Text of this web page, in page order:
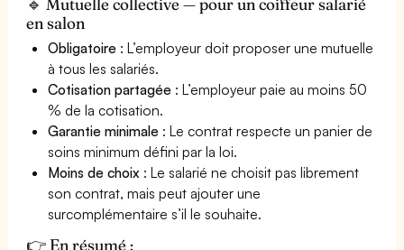
en salon
Obligatoire : L’employeur doit proposer une mutuelle
à tous les salariés.
Cotisation partagée : L’employeur paie au moins 50
% de la cotisation.
Garantie minimale : Le contrat respecte un panier de
soins minimum défini par la loi.
Moins de choix : Le salarié ne choisit pas librement
son contrat, mais peut ajouter une
surcomplémentaire s’il le souhaite.
👉 En résumé :